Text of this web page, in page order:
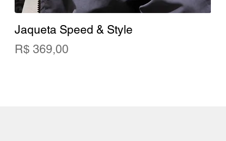
Jaqueta Speed & Style
Preço
R$ 369,00